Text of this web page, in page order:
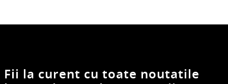
Fii la curent cu toate noutatile